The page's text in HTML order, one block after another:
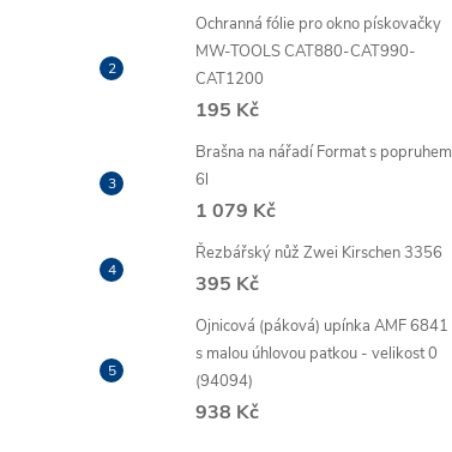
Ochranná fólie pro okno pískovačky
MW-TOOLS CAT880-CAT990-
CAT1200
195 Kč
Brašna na nářadí Format s popruhem
6l
1 079 Kč
Řezbářský nůž Zwei Kirschen 3356
395 Kč
Ojnicová (páková) upínka AMF 6841
s malou úhlovou patkou - velikost 0
(94094)
938 Kč